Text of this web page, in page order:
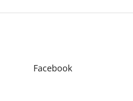
Facebook